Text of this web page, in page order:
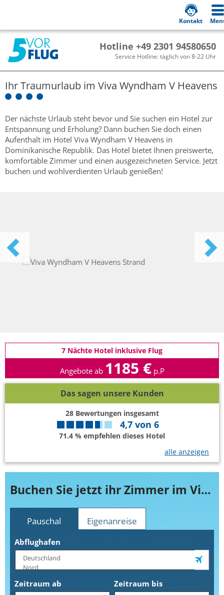
Hotline +49 2301 94580650
Service Hotline: täglich von 8-22 Uhr
Kontakt
Ihr Traumurlaub im Viva Wyndham V Heavens
Der nächste Urlaub steht bevor und Sie suchen ein Hotel zur
Entspannung und Erholung? Dann buchen Sie doch einen
Aufenthalt im Hotel Viva Wyndham V Heavens in
Dominikanische Republik. Das Hotel bietet Ihnen preiswerte,
komfortable Zimmer und einen ausgezeichneten Service. Jetzt
buchen und wohlverdienten Urlaub genießen!
7 Nächte Hotel inklusive Flug
Angebote ab 1185 € p.P
Das sagen unsere Kunden
28Bewertungen insgesamt
4,7 von 6
71.4 % empfehlen dieses Hotel
alle anzeigen
Buchen Sie jetzt ihr Zimmer im Viva Wyndham V Heavens
Pauschal Eigenanreise
Abflughafen
Zeitraum ab Zeitraum bis